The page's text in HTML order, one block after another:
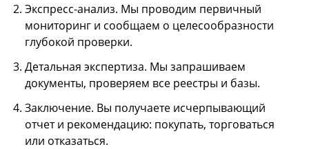
Экспресс-анализ. Мы проводим первичный
мониторинг и сообщаем о целесообразности
глубокой проверки.
Детальная экспертиза. Мы запрашиваем
документы, проверяем все реестры и базы.
Заключение. Вы получаете исчерпывающий
отчет и рекомендацию: покупать, торговаться
или отказаться.